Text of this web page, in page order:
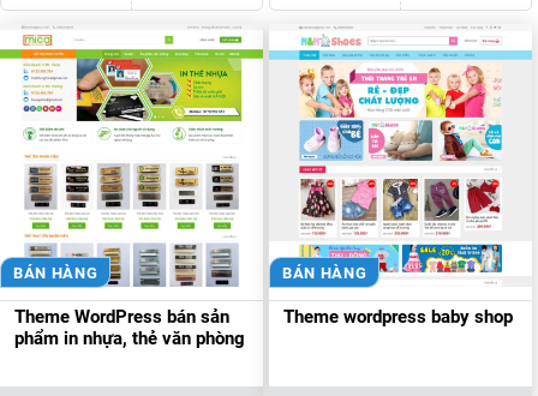
BÁN HÀNG
Theme WordPress bán sản
phẩm in nhựa, thẻ văn phòng
BÁN HÀNG
Theme wordpress baby shop